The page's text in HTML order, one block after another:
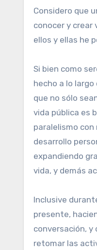
Considero que
conocer y crear
ellos y ellas he
Si bien como
hecho a lo
que no sólo
vida pública es
paralelismo
desarrollo
expandiendo
vida, y demás
Inclusive
presente,
conversación,
retomar las